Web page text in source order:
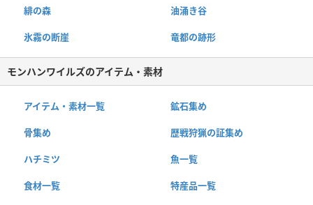
緋の森 油涌き谷
氷霧の断崖 竜都の跡形
モンハンワイルズのアイテム・素材
アイテム・素材一覧 鉱石集め
骨集め 歴戦狩猟の証集め
ハチミツ 魚一覧
食材一覧 特産品一覧